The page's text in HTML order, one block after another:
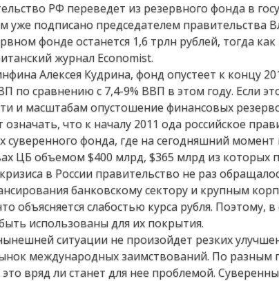
РФ переведет из резервного фонда в
уже подписано председателем
фонде останется 1,6 трлн рублей, тогда
журнал Economist.
Алексея Кудрина, фонд опустеет к концу
по сравнению с 7,4-9% ВВП в этом году. Если
и масштабам опустошение финансовых
означать, что к началу 2011 ода российское
суверенного фонда, где на сегодняшний
ЦБ объемом $400 млрд, $365 млрд из которых
в России правительство не раз
банковскому сектору и крупным
объясняется слабостью курса рубля. Поэтому,
использованы для их покрытия.
ситуации не произойдет резких
международных заимствований. По разным
вряд ли станет для нее проблемой.